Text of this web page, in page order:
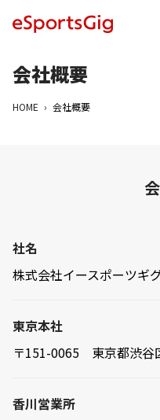
会社概要
HOME 会社概要
社名
株式会社イースポーツギ
東京本社
〒151-0065 東京都渋谷
香川営業所